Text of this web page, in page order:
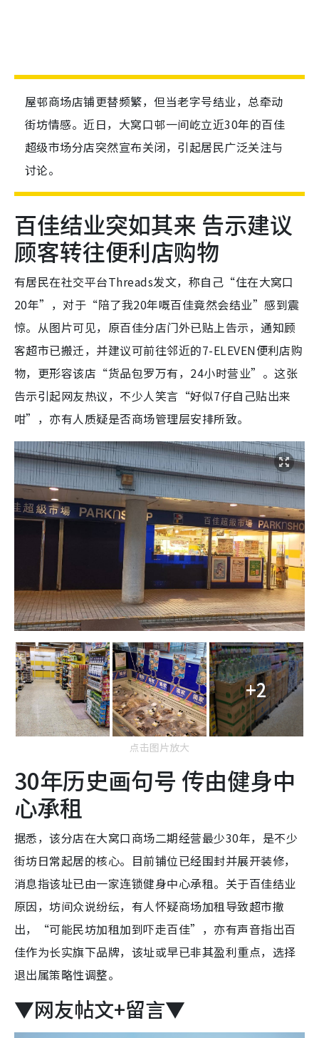
屋邨商场店铺更替频繁，但当老字号结业，总牵动
街坊情感。近日，大窝口邨一间屹立近30年的百佳
超级市场分店突然宣布关闭，引起居民广泛关注与
讨论。
百佳结业突如其来 告示建议
顾客转往便利店购物
有居民在社交平台Threads发文，称自己“住在大窝口
20年”，对于“陪了我20年嘅百佳竟然会结业”感到震
惊。从图片可见，原百佳分店门外已贴上告示，通知顾
客超市已搬迁，并建议可前往邻近的7-ELEVEN便利店购
物，更形容该店“货品包罗万有，24小时营业”。这张
告示引起网友热议，不少人笑言“好似7仔自己贴出来
咁”，亦有人质疑是否商场管理层安排所致。
+2
点击图片放大
30年历史画句号 传由健身中
心承租
据悉，该分店在大窝口商场二期经营最少30年，是不少
街坊日常起居的核心。目前铺位已经围封并展开装修，
消息指该址已由一家连锁健身中心承租。关于百佳结业
原因，坊间众说纷纭，有人怀疑商场加租导致超市撤
出，“可能民坊加租加到吓走百佳”，亦有声音指出百
佳作为长实旗下品牌，该址或早已非其盈利重点，选择
退出属策略性调整。
▼网友帖文+留言▼